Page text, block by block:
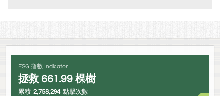
ESG 指數 Indicator
拯救 661.99 棵樹
累積 2,758,294 點擊次數